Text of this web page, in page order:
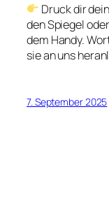
Druck dir
den Spiegel
dem Handy.
sie an uns
7. September 2025